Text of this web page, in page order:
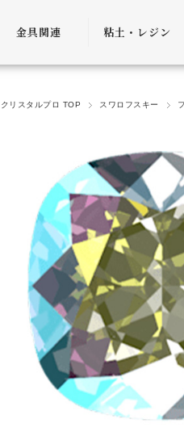
金具関連
金具
チェーン
粘土・レジン
粘土・粘土土台
レジン
クリスタルプロ TOP スワロフスキー